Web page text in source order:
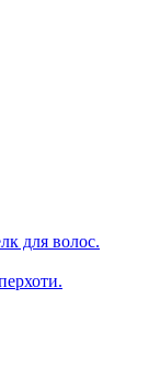
для волос.